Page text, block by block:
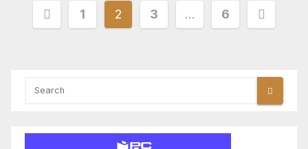
Paginação
1 2 3 … 6